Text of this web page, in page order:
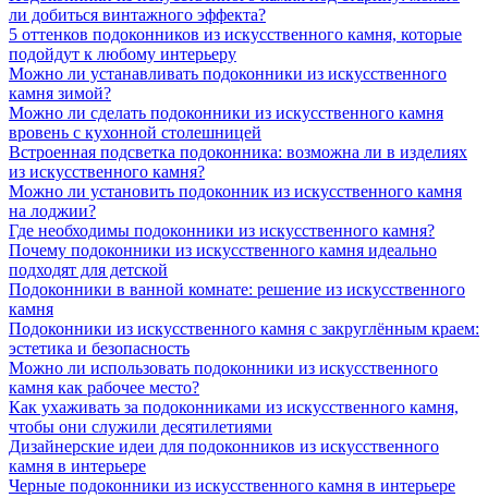
ли добиться винтажного эффекта?
5 оттенков подоконников из искусственного камня, которые
подойдут к любому интерьеру
Можно ли устанавливать подоконники из искусственного
камня зимой?
Можно ли сделать подоконники из искусственного камня
вровень с кухонной столешницей
Встроенная подсветка подоконника: возможна ли в изделиях
из искусственного камня?
Можно ли установить подоконник из искусственного камня
на лоджии?
Где необходимы подоконники из искусственного камня?
Почему подоконники из искусственного камня идеально
подходят для детской
Подоконники в ванной комнате: решение из искусственного
камня
Подоконники из искусственного камня с закруглённым краем:
эстетика и безопасность
Можно ли использовать подоконники из искусственного
камня как рабочее место?
Как ухаживать за подоконниками из искусственного камня,
чтобы они служили десятилетиями
Дизайнерские идеи для подоконников из искусственного
камня в интерьере
Черные подоконники из искусственного камня в интерьере